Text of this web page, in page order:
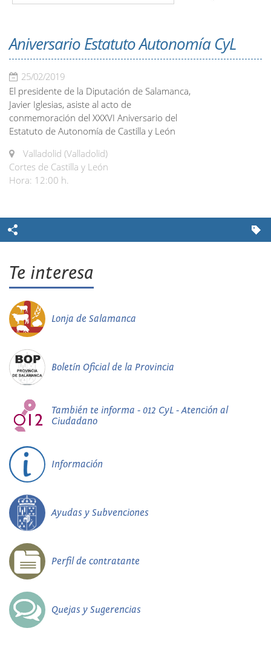
Aniversario Estatuto Autonomía CyL
25/02/2019
El presidente de la Diputación de Salamanca,
Javier Iglesias, asiste al acto de
conmemoración del XXXVI Aniversario del
Estatuto de Autonomía de Castilla y León
Valladolid (Valladolid)
Cortes de Castilla y León
Hora: 12:00 h.
Te interesa
Lonja de Salamanca
Boletín Oficial de la Provincia
También te informa - 012 CyL - Atención al
Ciudadano
Información
Ayudas y Subvenciones
Perfil de contratante
Quejas y Sugerencias